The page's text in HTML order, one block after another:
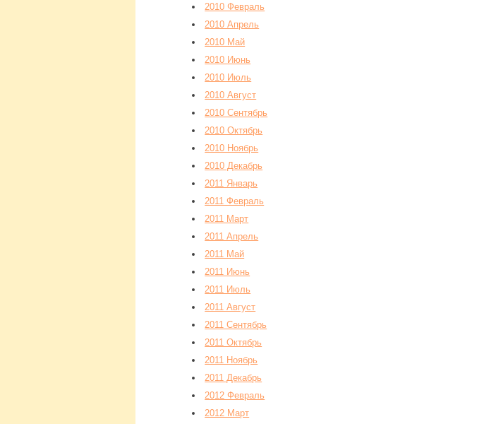
2010 Февраль
2010 Апрель
2010 Май
2010 Июнь
2010 Июль
2010 Август
2010 Сентябрь
2010 Октябрь
2010 Ноябрь
2010 Декабрь
2011 Январь
2011 Февраль
2011 Март
2011 Апрель
2011 Май
2011 Июнь
2011 Июль
2011 Август
2011 Сентябрь
2011 Октябрь
2011 Ноябрь
2011 Декабрь
2012 Февраль
2012 Март